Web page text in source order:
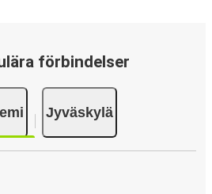
köper din biljett på hemsidan
Apple Pay. N/A.
förbindelser
Jyväskylä